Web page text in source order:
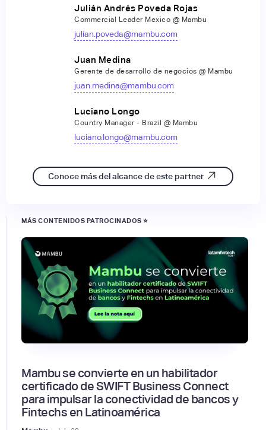
Julián Andrés Poveda Rojas
Commercial Leader Mexico @ Mambu
julian.poveda@mambu.com
Juan Medina
Gerente de desarrollo de negocios @ Mambu
juan.medina@mambu.com
Luciano Longo
Country Manager - Brazil @ Mambu
luciano.longo@mambu.com
Conoce más del alcance de este partner
MÁS CONTENIDOS PATROCINADOS ⭐
Mambu se convierte en un habilitador
certificado de SWIFT Business Connect
para impulsar la conectividad de bancos y
Fintechs en Latinoamérica